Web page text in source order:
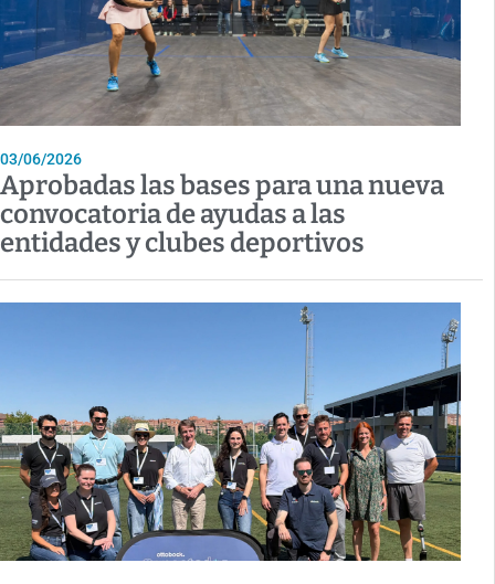
03/06/2026
Aprobadas las bases para una nueva
convocatoria de ayudas a las
entidades y clubes deportivos